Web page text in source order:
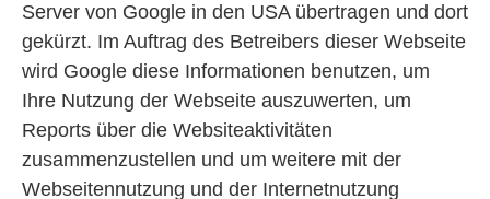
Server von Google in den USA übertragen und dort
gekürzt. Im Auftrag des Betreibers dieser Webseite
wird Google diese Informationen benutzen, um
Ihre Nutzung der Webseite auszuwerten, um
Reports über die Websiteaktivitäten
zusammenzustellen und um weitere mit der
Webseitennutzung und der Internetnutzung